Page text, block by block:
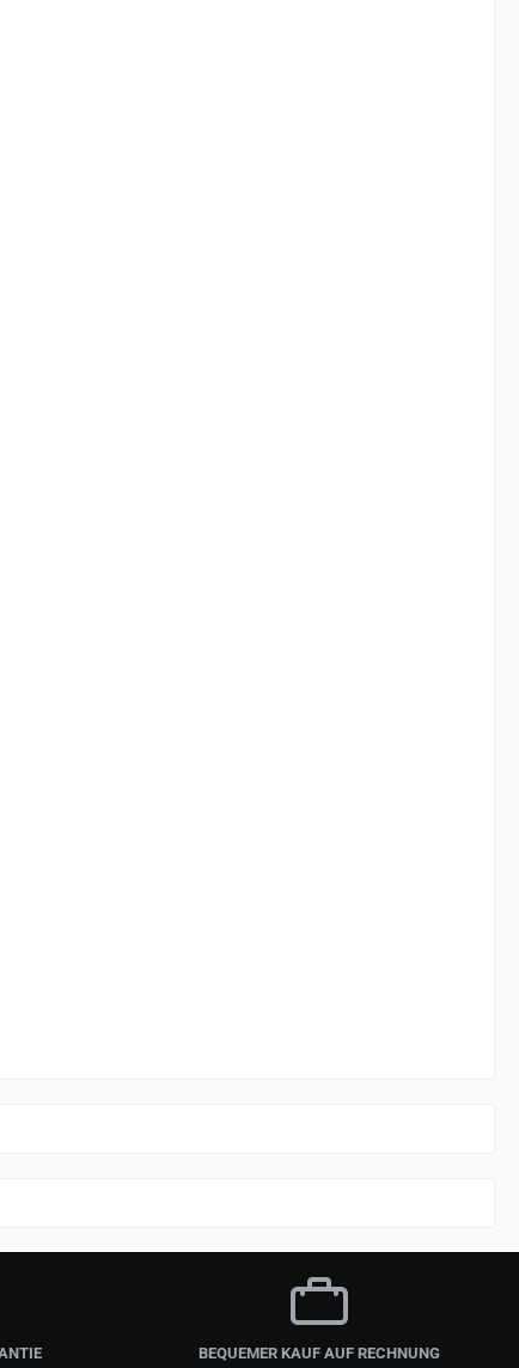
BEQUEMER KAUF AUF RECHNUNG